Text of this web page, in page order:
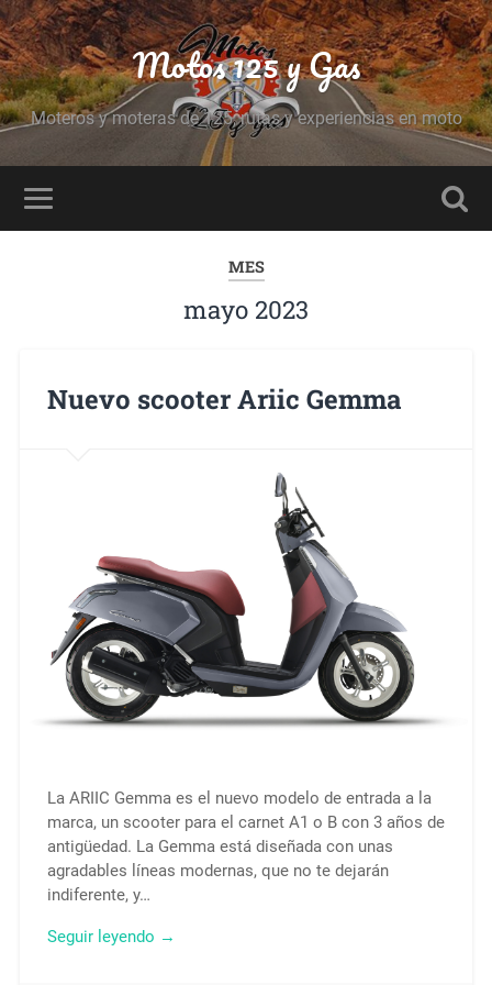
Motos 125 y Gas
Moteros y moteras de 125, rutas y experiencias en moto
MES
mayo 2023
Nuevo scooter Ariic Gemma
La ARIIC Gemma es el nuevo modelo de entrada a la
marca, un scooter para el carnet A1 o B con 3 años de
antigüedad. La Gemma está diseñada con unas
agradables líneas modernas, que no te dejarán
indiferente, y…
Seguir leyendo →